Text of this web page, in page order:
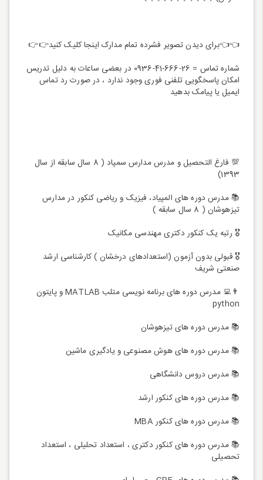
👈👈برای دیدن تصویر فشرده تمام مدارک اینجا کلیک کنید👉👉
شماره تماس = 26-666-41-0936 در بعضی ساعات به دلیل تدریس
امکان پاسخگویی تلفنی فوری وجود ندارد ، در صورت رد تماس
ایمیل یا پیامک بدهید
💯 فارغ التحصیل و مدرس مدارس سمپاد ( 8 سال سابقه از سال
1393)
📚 مدرس دوره های المپیاد، فیزیک و ریاضی کنکور در مدارس
تیزهوشان ( 8 سال سابقه )
🎖 رتبه یک کنکور دکتری مهندسی مکانیک
🎖 قبولی بدون آزمون (استعدادهای درخشان ) کارشناسی ارشد
صنعتی شریف
👨‍💻 مدرس دوره های برنامه نویسی متلب MATLAB و پایتون
python
📚 مدرس دوره های تیزهوشان
📚 مدرس دوره های هوش مصنوعی و یادگیری ماشین
📚 مدرس دروس دانشگاهی
📚 مدرس دوره ‌های کنکور ارشد
📚 مدرس دوره ‌های کنکور MBA
📚 مدرس دوره ‌های کنکور دکتری ، استعداد تحلیلی ، استعداد
تحصیلی